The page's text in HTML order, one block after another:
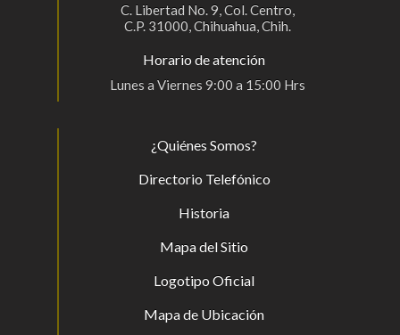
C. Libertad No. 9, Col. Centro,
C.P. 31000, Chihuahua, Chih.
Horario de atención
Lunes a Viernes 9:00 a 15:00 Hrs
¿Quiénes Somos?
Directorio Telefónico
Historia
Mapa del Sitio
Logotipo Oficial
Mapa de Ubicación